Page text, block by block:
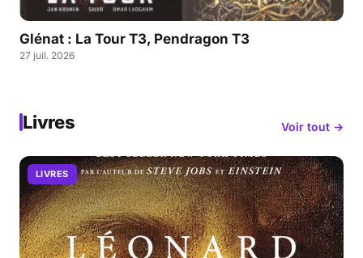
Glénat : La Tour T3, Pendragon T3
27 juil. 2026
Livres Voir tout →
LIVRES